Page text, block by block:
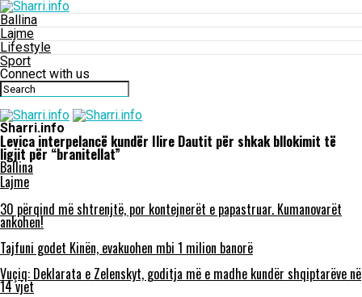
Ballina
Lajme
Lifestyle
Sport
Connect with us
Sharri.info
Levica interpelancë kundër Ilire Dautit për shkak bllokimit të
ligjit për “branitellat”
Ballina
Lajme
30 përqind më shtrenjtë, por kontejnerët e papastruar. Kumanovarët
ankohen!
Tajfuni godet Kinën, evakuohen mbi 1 milion banorë
Vuçiq: Deklarata e Zelenskyt, goditja më e madhe kundër shqiptarëve në
14 vjet